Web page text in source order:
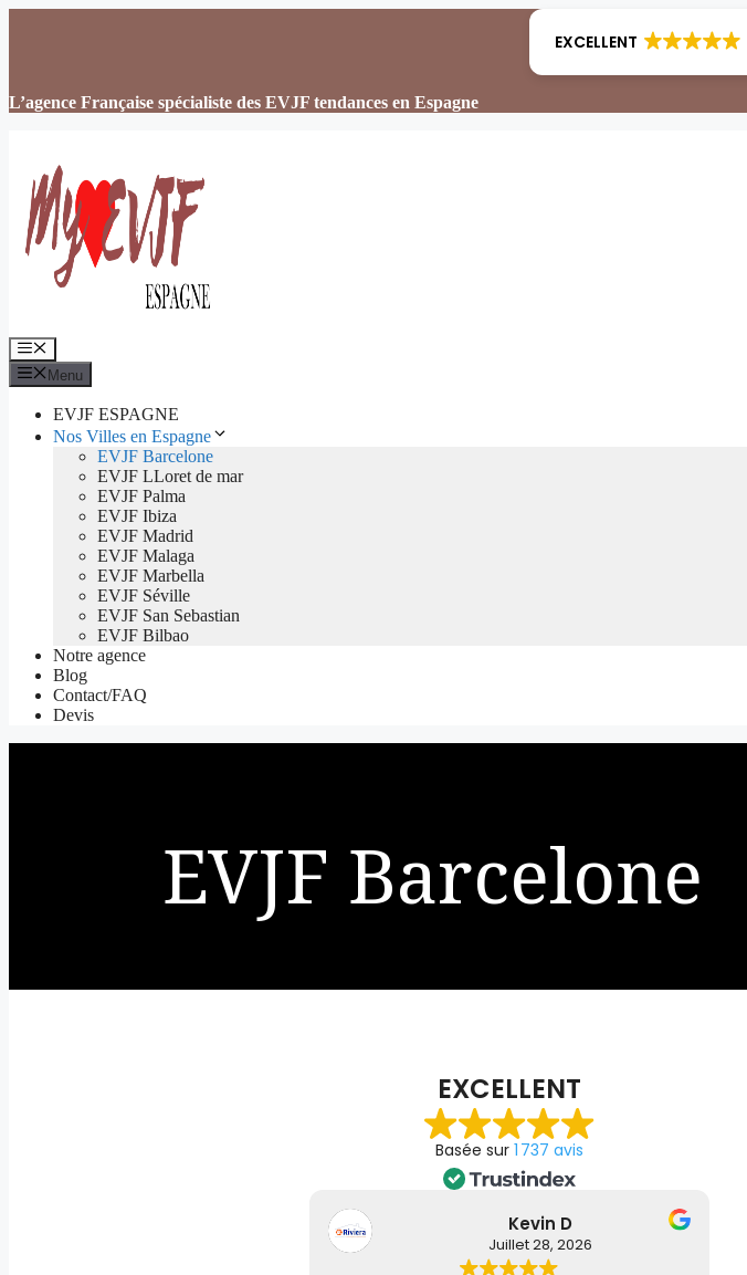
EXCELLENT
L’agence Française spécialiste des EVJF tendances en Espagne
Menu
Menu
EVJF ESPAGNE
Nos Villes en Espagne
EVJF Barcelone
EVJF LLoret de mar
EVJF Palma
EVJF Ibiza
EVJF Madrid
EVJF Malaga
EVJF Marbella
EVJF Séville
EVJF San Sebastian
EVJF Bilbao
Notre agence
Blog
Contact/FAQ
Devis
EVJF Barcelone
EXCELLENT
Basée sur 1 737 avis
Selma Al
Juillet 28, 2026